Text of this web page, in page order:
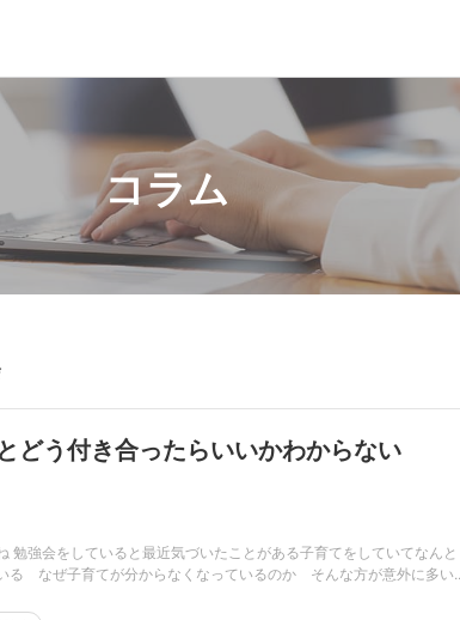
コラム
どう付き合ったらいいかわからない
勉強会をしていると最近気づいたことがある子育てをしていてなんと
る なぜ子育てが分からなくなっているのか そんな方が意外に多い...